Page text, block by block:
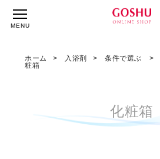
MENU
ホーム 入浴剤 条件で選ぶ
粧箱
化粧箱